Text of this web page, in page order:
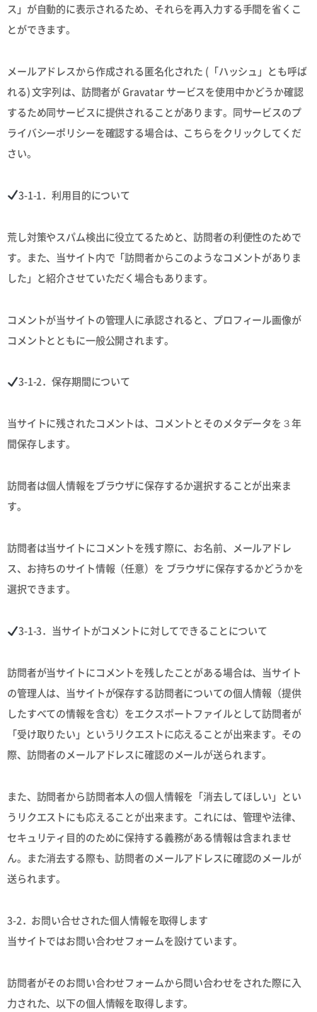
ス」が自動的に表示されるため、それらを再入力する手間を省くこ
とができます。
メールアドレスから作成される匿名化された (「ハッシュ」とも呼ば
れる) 文字列は、訪問者が Gravatar サービスを使用中かどうか確認
するため同サービスに提供されることがあります。同サービスのプ
ライバシーポリシーを確認する場合は、こちらをクリックしてくだ
さい。
3-1-1．利用目的について
荒し対策やスパム検出に役立てるためと、訪問者の利便性のためで
す。また、当サイト内で「訪問者からこのようなコメントがありま
した」と紹介させていただく場合もあります。
コメントが当サイトの管理人に承認されると、プロフィール画像が
コメントとともに一般公開されます。
3-1-2．保存期間について
当サイトに残されたコメントは、コメントとそのメタデータを３年
間保存します。
訪問者は個人情報をブラウザに保存するか選択することが出来ま
す。
訪問者は当サイトにコメントを残す際に、お名前、メールアドレ
ス、お持ちのサイト情報（任意）を ブラウザに保存するかどうかを
選択できます。
3-1-3．当サイトがコメントに対してできることについて
訪問者が当サイトにコメントを残したことがある場合は、当サイト
の管理人は、当サイトが保存する訪問者についての個人情報（提供
したすべての情報を含む）をエクスポートファイルとして訪問者が
「受け取りたい」というリクエストに応えることが出来ます。その
際、訪問者のメールアドレスに確認のメールが送られます。
また、訪問者から訪問者本人の個人情報を「消去してほしい」とい
うリクエストにも応えることが出来ます。これには、管理や法律、
セキュリティ目的のために保持する義務がある情報は含まれませ
ん。また消去する際も、訪問者のメールアドレスに確認のメールが
送られます。
3-2．お問い合せされた個人情報を取得します
当サイトではお問い合わせフォームを設けています。
訪問者がそのお問い合わせフォームから問い合わせをされた際に入
力された、以下の個人情報を取得します。